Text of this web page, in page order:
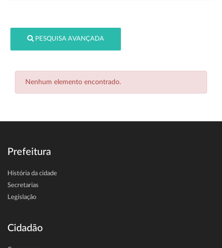
PESQUISA AVANÇADA
Nenhum elemento encontrado.
Prefeitura
História da cidade
Secretarias
Legislação
Cidadão